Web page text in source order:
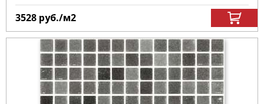
3528 руб./м2